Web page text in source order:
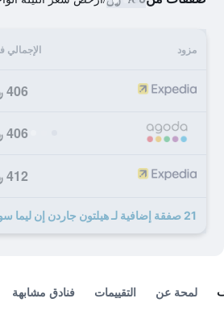
مزود الإجمالي
406 ﷼
406 ﷼
412 ﷼
21 صفقة إضافية لـ هيلتون جاردن إن ليما سوركو، بيرو
لمحة عن التقييمات فنادق مشابهة